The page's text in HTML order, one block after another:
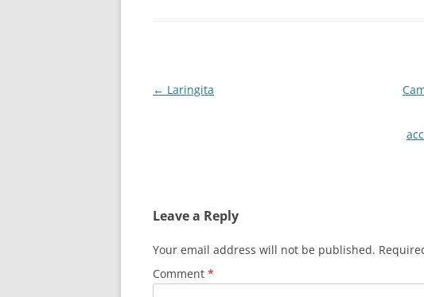
Post
← Laringita
Leave a Reply
Your email address will not be published.
Comment *